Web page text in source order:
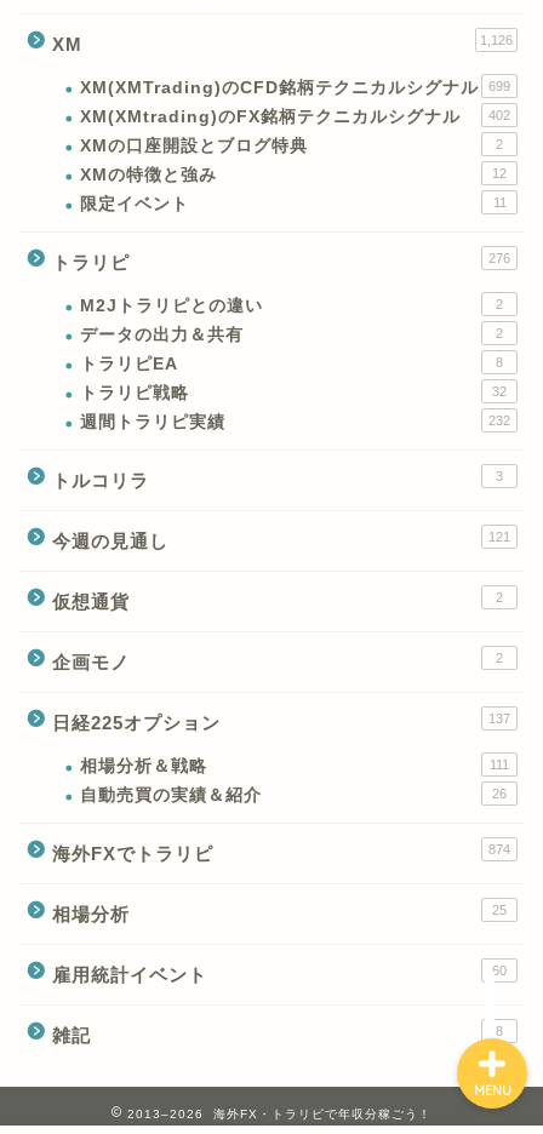
XM 1,126
XM(XMTrading)のCFD銘柄テクニカルシグナル 699
XM(XMtrading)のFX銘柄テクニカルシグナル 402
XMの口座開設とブログ特典 2
XMの特徴と強み 12
限定イベント 11
トラリピ 276
M2Jトラリピとの違い 2
データの出力＆共有 2
トラリピEA 8
トラリピ戦略 32
週間トラリピ実績 232
トルコリラ 3
今週の見通し 121
仮想通貨 2
企画モノ 2
日経225オプション 137
相場分析＆戦略 111
自動売買の実績＆紹介 26
海外FXでトラリピ 874
相場分析 25
雇用統計イベント 60
雑記 8
2013–2026 海外FX・トラリピで年収分稼ごう！
MENU